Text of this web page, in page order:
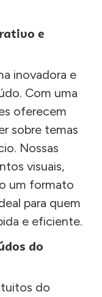
e
inovadora e
Com uma
oferecem
sobre temas
Nossas
visuais,
um formato
para quem
e eficiente.
do
do